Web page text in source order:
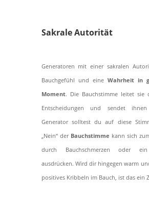
Sakrale Autorität
Generatoren mit einer sakralen
Bauchgefühl und eine Wahrheit in
Moment. Die Bauchstimme leitet sie
Entscheidungen und sendet
Generator solltest du auf diese
„Nein“ der Bauchstimme kann sich
durch Bauchschmerzen oder
ausdrücken. Wird dir hingegen warm
positives Kribbeln im Bauch, ist das ein